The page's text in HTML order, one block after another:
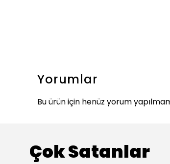
Yorumlar
Bu ürün için henüz yorum
Çok Satanlar